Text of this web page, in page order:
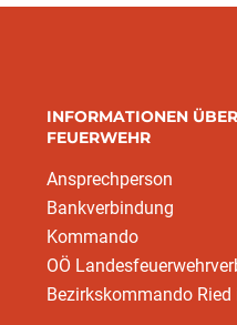
INFORMATIONEN
FEUERWEHR
Ansprechperson
Bankverbindung
Kommando
OÖ
Bezirkskommando Ried